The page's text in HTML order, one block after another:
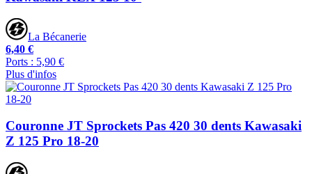
La Bécanerie
6,40 €
Ports : 5,90 €
Plus d'infos
Couronne JT Sprockets Pas 420 30 dents Kawasaki
Z 125 Pro 18-20